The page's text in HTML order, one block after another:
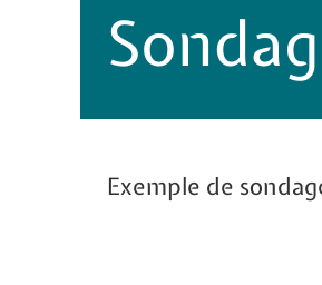
Exemple de